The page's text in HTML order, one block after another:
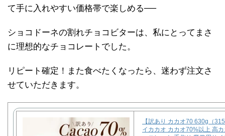
て手に入れやすい価格帯で楽しめる──
ショコドーネの割れチョコビターは、私にとってまさ
に理想的なチョコレートでした。
リピート確定！また食べたくなったら、迷わず注文さ
せていただきます。
【訳あり カカオ70 630g（
イカカオ カカオ70%以上 高